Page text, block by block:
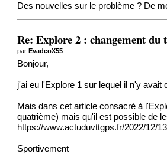
Des nouvelles sur le problème ? De
Re: Explore 2 : changement du
parEvadeoX55
Bonjour,
j'ai eu l'Explore 1 sur lequel il n'y avait
Mais dans cet article consacré à
quatrième) mais qu'il est possible de
https://www.actuduvttgps.fr/2022/12/
Sportivement